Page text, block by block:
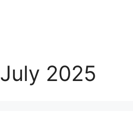
July 2025